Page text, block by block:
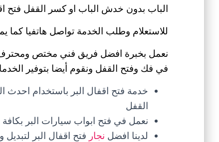
الباب بدون خدش الباب او كسر القفل فتح
للاستعلام وطلب الخدمة تواصل هاتفيا كما
نعمل بخبرة افضل فريق فني مختص
في فك وفتح القفل ونقوم أيضا بتوفير
خدمة فتح اقفال البر باستخدام
القفل
نعمل في فتح ابواب سيارات البر
لدينا افضل نجار فتح اقفال البر